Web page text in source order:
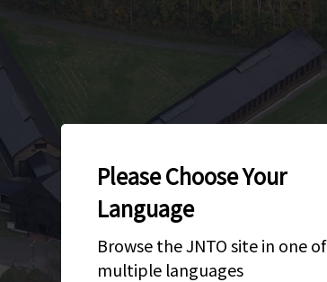
Please Choose Your
Language
Browse the JNTO site in one of
multiple languages